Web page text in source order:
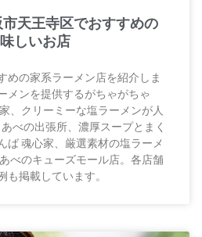
市天王寺区でおすすめの
しいお店
めの家系ラーメン店を紹介しま
メンを提供するがちゃがちゃ
、クリーミーな塩ラーメンが人
べの出張所、濃厚スープとまく
ば 魂心家、厳選素材の塩ラーメ
べのキューズモール店。各店舗
も掲載しています。